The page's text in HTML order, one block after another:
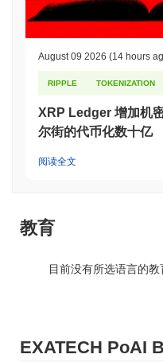
August 09 2026 (14 hours
RIPPLE TOKENIZATION
XRP Ledger 增加机
尔街的代币化数十亿
阅读全文
教育
目前没有所选语言的
EXATECH PoAI